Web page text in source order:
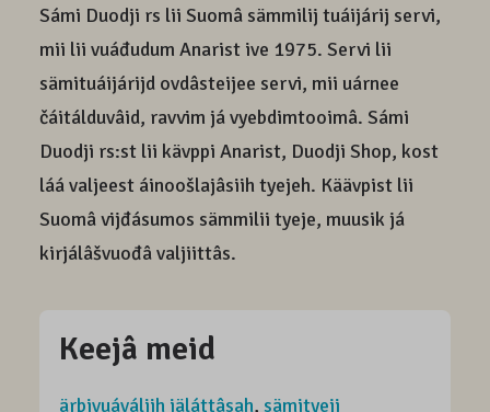
Sámi Duodji rs lii Suomâ sämmilij tuáijárij servi,
mii lii vuáđudum Anarist ive 1975. Servi lii
sämituáijárijd ovdâsteijee servi, mii uárnee
čáitálduvâid, ravvim já vyebdimtooimâ. Sámi
Duodji rs:st lii kävppi Anarist, Duodji Shop, kost
láá valjeest áinoošlajâsiih tyejeh. Käävpist lii
Suomâ vijđásumos sämmilii tyeje, muusik já
kirjálâšvuođâ valjiittâs.
Keejâ meid
ärbivuáváliih iäláttâsah, sämityeji